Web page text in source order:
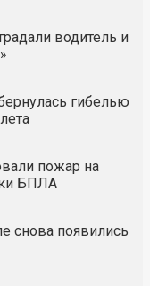
водитель и
гибелью
пожар на
БПЛА
снова появились